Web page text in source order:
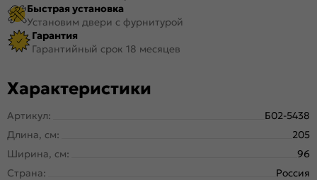
Быстрая установка
Установим двери с фурнитурой
Гарантия
Гарантийный срок 18 месяцев
Характеристики
Артикул:
Б02-5438
Длина, см:
205
Ширина, см:
96
Страна:
Россия